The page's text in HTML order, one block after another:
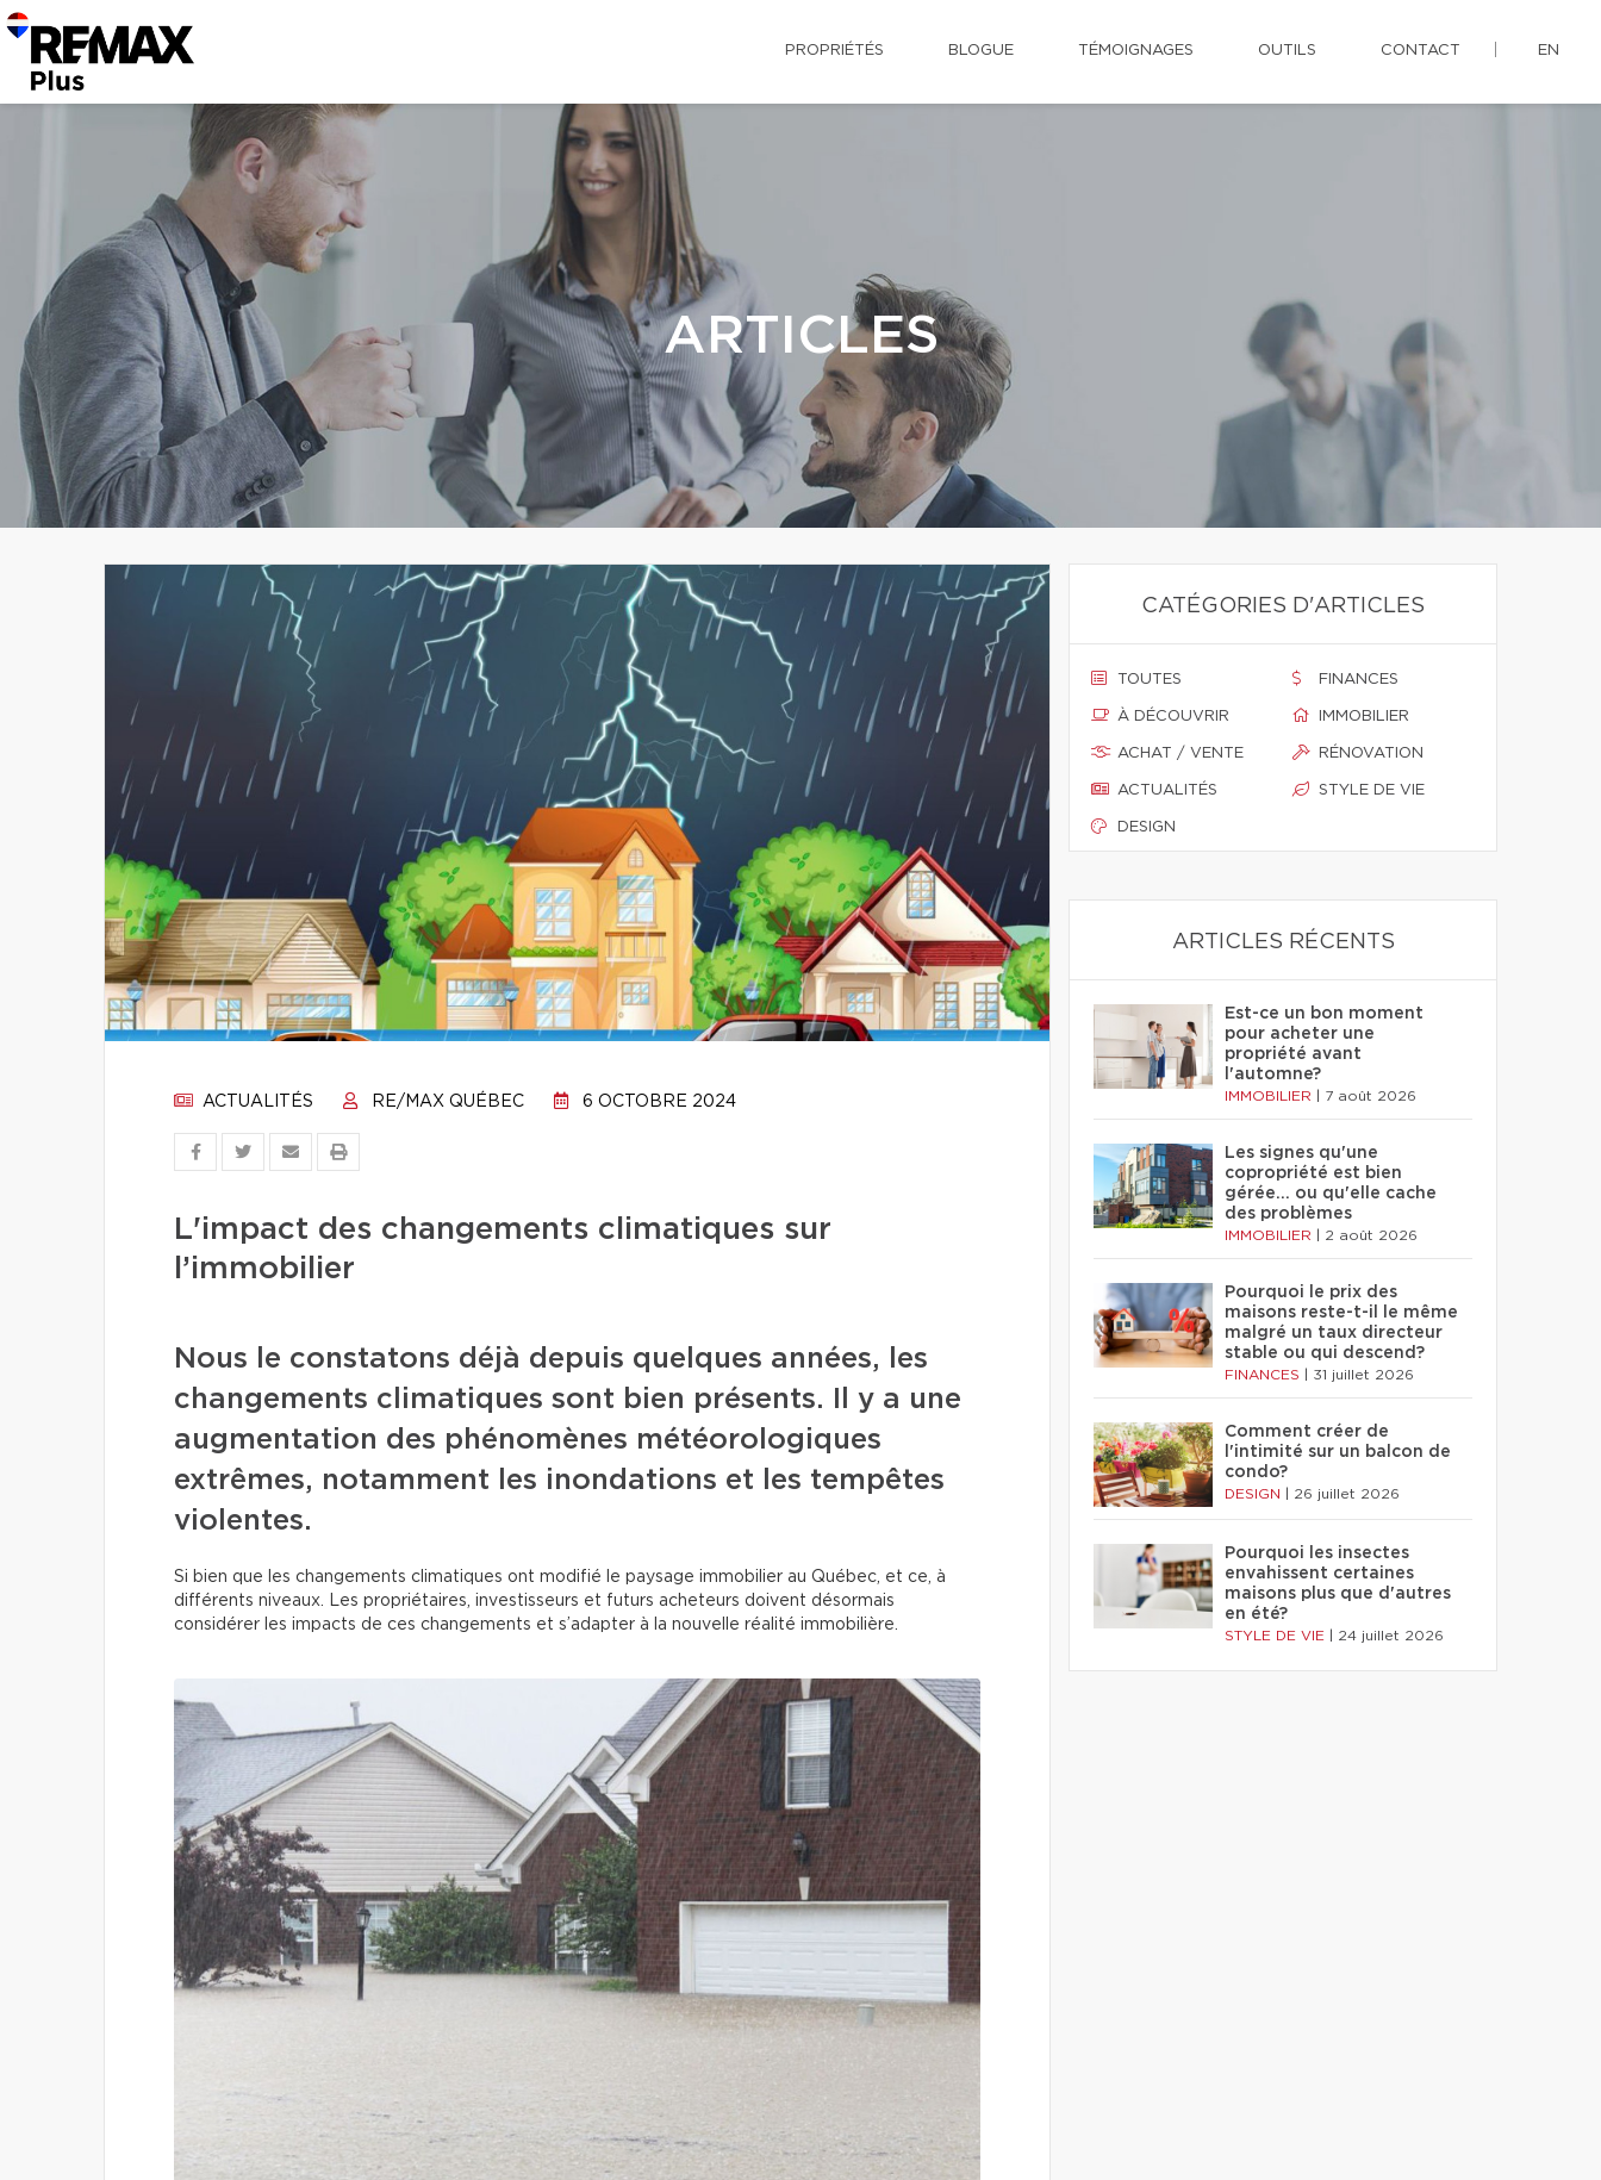
PROPRIÉTÉS BLOGUE TÉMOIGNAGES OUTILS CONTACT EN
ARTICLES
ACTUALITÉS RE/MAX QUÉBEC 6 OCTOBRE 2024
L'impact des changements climatiques sur
l’immobilier
Nous le constatons déjà depuis quelques années, les
changements climatiques sont bien présents. Il y a une
augmentation des phénomènes météorologiques
extrêmes, notamment les inondations et les tempêtes
violentes.
Si bien que les changements climatiques ont modifié le paysage immobilier au Québec, et ce, à
différents niveaux. Les propriétaires, investisseurs et futurs acheteurs doivent désormais
considérer les impacts de ces changements et s’adapter à la nouvelle réalité immobilière.
CATÉGORIES D'ARTICLES
TOUTES
À DÉCOUVRIR
ACHAT / VENTE
ACTUALITÉS
DESIGN
FINANCES
IMMOBILIER
RÉNOVATION
STYLE DE VIE
ARTICLES RÉCENTS
Est-ce un bon moment
pour acheter une
propriété avant
l'automne?
IMMOBILIER 7 août 2026
Les signes qu'une
copropriété est bien
gérée… ou qu'elle cache
des problèmes
IMMOBILIER 2 août 2026
Pourquoi le prix des
maisons reste-t-il le même
malgré un taux directeur
stable ou qui descend?
FINANCES 31 juillet 2026
Comment créer de
l'intimité sur un balcon de
condo?
DESIGN 26 juillet 2026
Pourquoi les insectes
envahissent certaines
maisons plus que d'autres
en été?
STYLE DE VIE 24 juillet 2026